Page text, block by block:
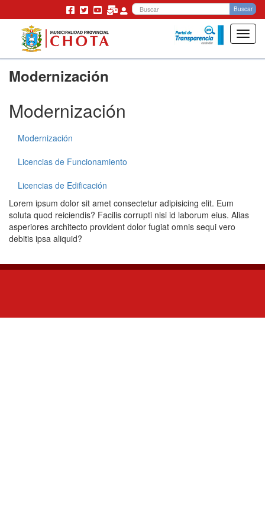
Pasar
Buscar
Modernización
Modernización
Modernización
Licencias de Funcionamiento
Licencias de Edificación
Lorem ipsum dolor sit amet consectetur adipisicing elit. Eum
soluta quod reiciendis? Facilis corrupti nisi id laborum eius. Alias
asperiores architecto provident dolor fugiat omnis sequi vero
debitis ipsa aliquid?